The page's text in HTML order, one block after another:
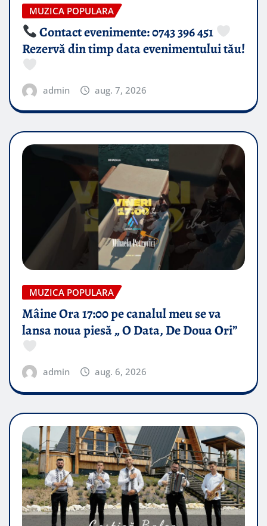
MUZICA POPULARA
Contact evenimente: 0743 396 451
Rezervă din timp data evenimentului tău!
admin aug. 7, 2026
MUZICA POPULARA
Mâine Ora 17:00 pe canalul meu se va
lansa noua piesă „ O Data, De Doua Ori”
admin aug. 6, 2026